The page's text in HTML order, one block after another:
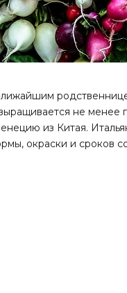
не
из Китая.
окраски и сроков